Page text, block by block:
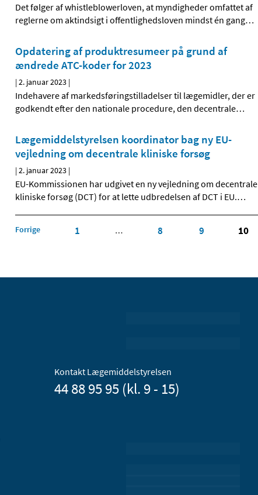
Det følger af whistleblowerloven, at myndigheder omfattet af
reglerne om aktindsigt i offentlighedsloven mindst én gang…
Opdatering af produktresumeer på grund af
ændrede ATC-koder for 2023
|2. januar 2023 |
Indehavere af markedsføringstilladelser til lægemidler, der er
godkendt efter den nationale procedure, den decentrale…
Lægemiddelstyrelsen koordinator bag ny EU-
vejledning om decentrale kliniske forsøg
|2. januar 2023 |
EU-Kommissionen har udgivet en ny vejledning om decentrale
kliniske forsøg (DCT) for at lette udbredelsen af DCT i EU.…
Forrige 1 … 8 9 10
Kontakt Lægemiddelstyrelsen
44 88 95 95 (kl. 9 - 15)